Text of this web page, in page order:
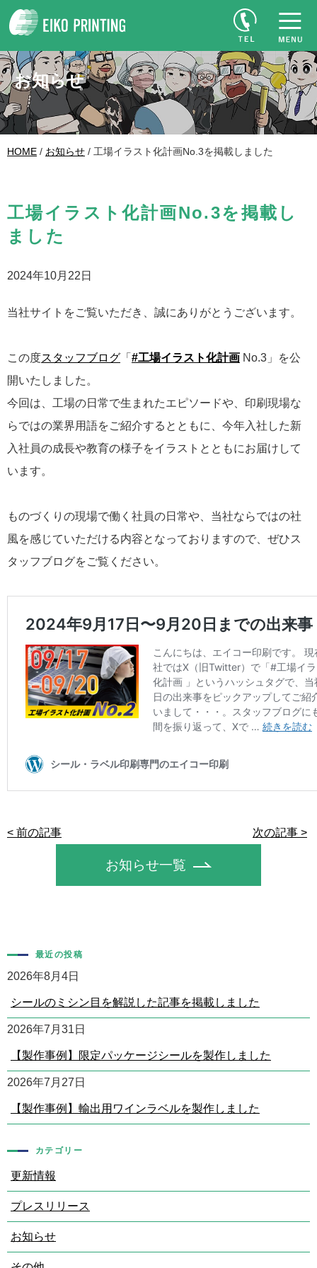
お知らせ
HOME / お知らせ / 工場イラスト化計画No.3を掲載しました
工場イラスト化計画No.3を掲載し
ました
2024年10月22日
当社サイトをご覧いただき、誠にありがとうございます。
この度スタッフブログ 「 #工場イラスト化計画 No.3」を公
開いたしました。
今回は、工場の日常で生まれたエピソードや、印刷現場な
らではの業界用語をご紹介するとともに、今年入社した新
入社員の成長や教育の様子をイラストとともにお届けして
います。
ものづくりの現場で働く社員の日常や、当社ならではの社
風を感じていただける内容となっておりますので、ぜひス
タッフブログをご覧ください。
< 前の記事 次の記事 >
お知らせ一覧
最近の投稿
2026年8月4日
シールのミシン目を解説した記事を掲載しました
2026年7月31日
【製作事例】限定パッケージシールを製作しました
2026年7月27日
【製作事例】輸出用ワインラベルを製作しました
カテゴリー
更新情報
プレスリリース
お知らせ